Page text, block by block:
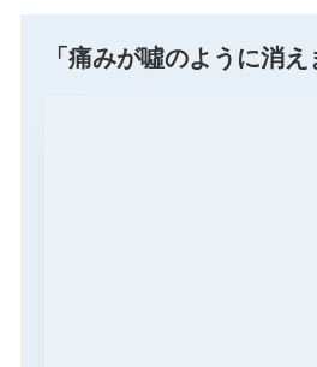
「痛みが噓のように消え